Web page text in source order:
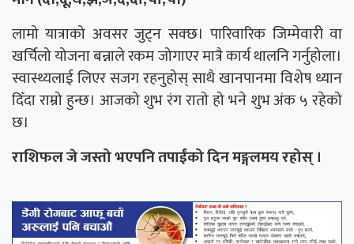
लामो यात्राको अवसर जुट्न सक्छ। पारिवारिक जिम्मेवारी वा
खर्चिलो योजना बन्नाले रकम जोगाएर मात्रै कार्य थालनि गर्नुहोला।
स्वास्थ्यलाई लिएर सजग रहनुहोस् साथै खानपानमा विशेष ध्यान
दिँदा राम्रो हुन्छ। आजको शुभ रंग रातो हो भने शुभ अंक ५ रहेको
छ।
राशिफल जे जस्तो भएपनि तपाईंको दिन मङ्गलमय रहोस् ।